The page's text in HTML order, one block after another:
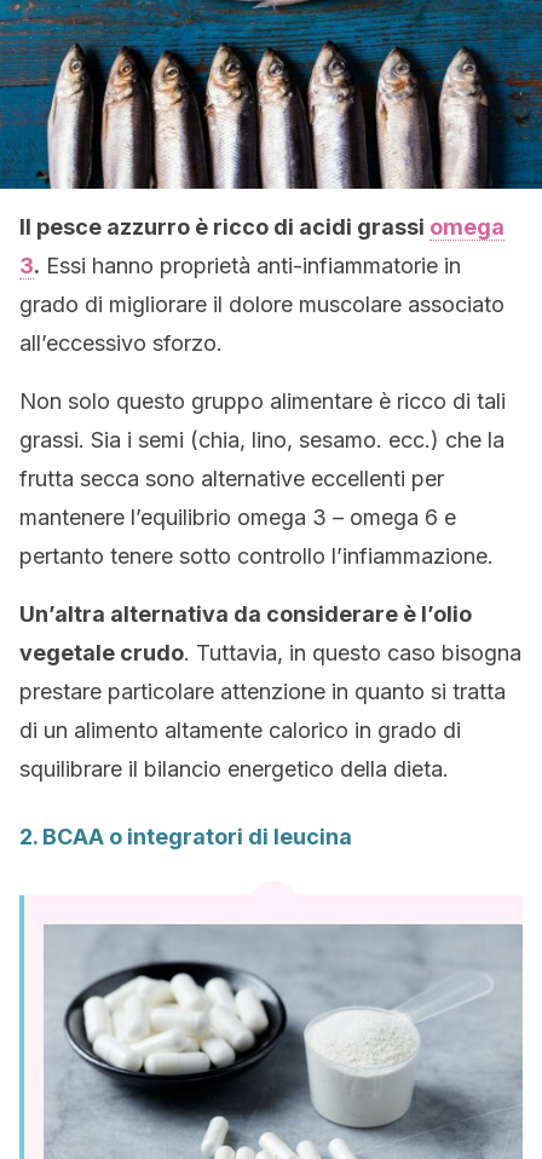
Il pesce azzurro è ricco di acidi grassi omega
3. Essi hanno proprietà anti-infiammatorie in
grado di migliorare il dolore muscolare associato
all’eccessivo sforzo.
Non solo questo gruppo alimentare è ricco di tali
grassi. Sia i semi (chia, lino, sesamo. ecc.) che la
frutta secca sono alternative eccellenti per
mantenere l’equilibrio omega 3 – omega 6 e
pertanto tenere sotto controllo l’infiammazione.
Un’altra alternativa da considerare è l’olio
vegetale crudo. Tuttavia, in questo caso bisogna
prestare particolare attenzione in quanto si tratta
di un alimento altamente calorico in grado di
squilibrare il bilancio energetico della dieta.
2. BCAA o integratori di leucina